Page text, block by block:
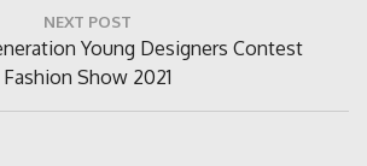
NEXT POST
Young Designers Contest
Fashion Show 2021